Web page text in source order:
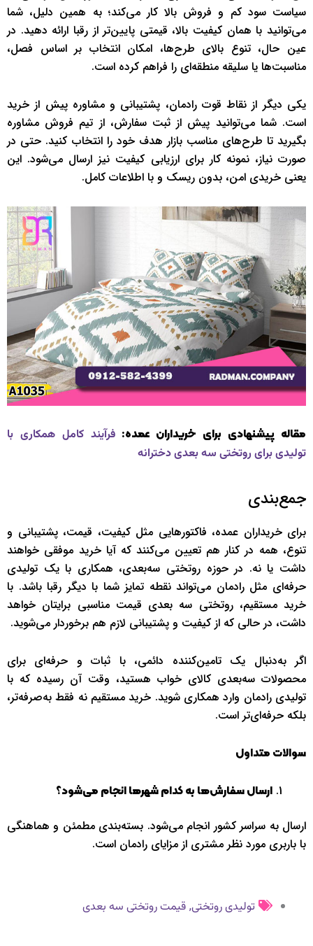
سیاست سود کم و فروش بالا کار می‌کند؛ به همین دلیل، شما
می‌توانید با همان کیفیت بالا، قیمتی پایین‌تر از رقبا ارائه دهید. در
عین حال، تنوع بالای طرح‌ها، امکان انتخاب بر اساس فصل،
مناسبت‌ها یا سلیقه منطقه‌ای را فراهم کرده است.
یکی دیگر از نقاط قوت رادمان، پشتیبانی و مشاوره پیش از خرید
است. شما می‌توانید پیش از ثبت سفارش، از تیم فروش مشاوره
بگیرید تا طرح‌های مناسب بازار هدف خود را انتخاب کنید. حتی در
صورت نیاز، نمونه کار برای ارزیابی کیفیت نیز ارسال می‌شود. این
یعنی خریدی امن، بدون ریسک و با اطلاعات کامل.
مقاله پیشنهادی برای خریداران عمده:فرآیند کامل همکاری با
تولیدی برای روتختی سه بعدی دخترانه
جمع‌بندی
برای خریداران عمده، فاکتورهایی مثل کیفیت، قیمت، پشتیبانی و
تنوع، همه در کنار هم تعیین می‌کنند که آیا خرید موفقی خواهند
داشت یا نه. در حوزه روتختی سه‌بعدی، همکاری با یک تولیدی
حرفه‌ای مثل رادمان می‌تواند نقطه تمایز شما با دیگر رقبا باشد. با
خرید مستقیم، روتختی سه بعدی قیمت مناسبی برایتان خواهد
داشت، در حالی که از کیفیت و پشتیبانی لازم هم برخوردار می‌شوید.
اگر به‌دنبال یک تامین‌کننده دائمی، با ثبات و حرفه‌ای برای
محصولات سه‌بعدی کالای خواب هستید، وقت آن رسیده که با
تولیدی رادمان وارد همکاری شوید. خرید مستقیم نه فقط به‌صرفه‌تر،
بلکه حرفه‌ای‌تر است.
سوالات متداول
ارسال سفارش‌ها به کدام شهرها انجام می‌شود؟
ارسال به سراسر کشور انجام می‌شود. بسته‌بندی مطمئن و هماهنگی
با باربری مورد نظر مشتری از مزایای رادمان است.
تولیدی روتختی, قیمت روتختی سه بعدی